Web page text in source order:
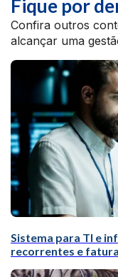
Fique por
Confira outros
alcançar uma
Sistema para TI e
recorrentes e